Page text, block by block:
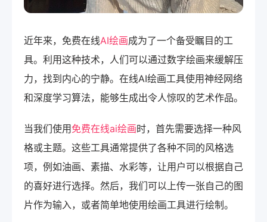
近年来，免费在线AI绘画成为了一个备受瞩目的工
具。利用这种技术，人们可以通过数字绘画来缓解压
力，找到内心的宁静。在线AI绘画工具使用神经网络
和深度学习算法，能够生成出令人惊叹的艺术作品。
当我们使用免费在线ai绘画时，首先需要选择一种风
格或主题。这些工具通常提供了各种不同的风格选
项，例如油画、素描、水彩等，让用户可以根据自己
的喜好进行选择。然后，我们可以上传一张自己的图
片作为输入，或者简单地使用绘画工具进行绘制。